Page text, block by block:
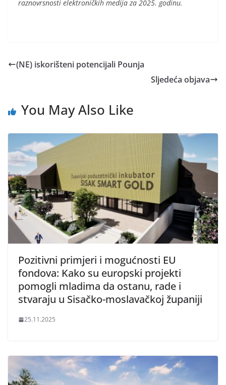
raznovrsnosti elektroničkih medija za 2025. godinu.
(NE) iskorišteni potencijali Pounja
Sljedeća objava
You May Also Like
Pozitivni primjeri i mogućnosti EU
fondova: Kako su europski projekti
pomogli mladima da ostanu, rade i
stvaraju u Sisačko-moslavačkoj županiji
25.11.2025